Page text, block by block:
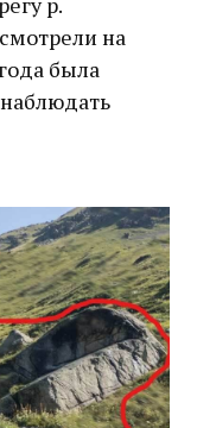
на
была